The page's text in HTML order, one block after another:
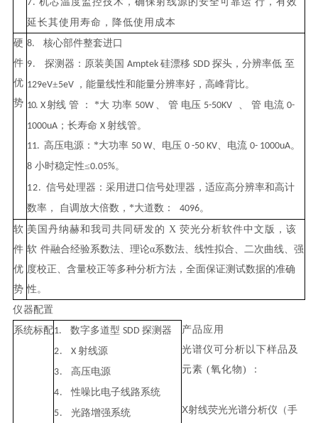
7.
延长其使用寿命，降低使用成本
硬
件
优
势
8. 核心部件整套进口
9. 探测器：原装美国 Amptek 硅漂移 SDD 探头，分辨率低 至
129eV±5eV ，能量线性和能量分辨率好，高峰背比。
10. X射线 管 ： *大 功率 50W 管 电压 5-50KV 管 电流 0-
1000uA；长寿命 X 射线管。
11. 高压电源： *大功率 50 W、电压 0 -50 KV、电流 0- 1000uA。
8 小时稳定性≤0.05%。
12. 信号处理器：采用进口信号处理器，适应高分辨率和高计
数率，
自调放大倍数， *大道数： 4096。
软
件
优
势
美 国 丹纳赫和我司共同研发的 X 荧光分析软件中文版，该
软 件融合经验系数法、理论α系数法、线性拟合、二次曲线、 强
度校正、含量校正等多种分析方法，全面保证测试数据的准确
性 。
仪器配置
系统标配1. 数字多道型 SDD 探测器
2. X 射线源
3. 高压电源
4.性噪比电子线路系统
5. 光路增强系统
产品应 用
光谱仪可分析以下样品及
元素 (氧化物) ：
X射线荧光光谱分析仪（手